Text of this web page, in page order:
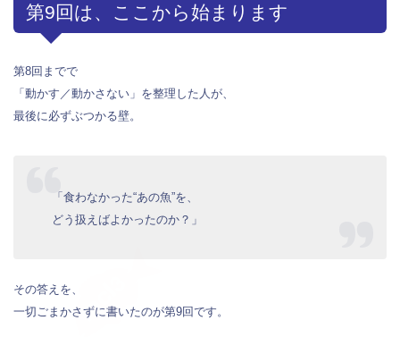
第9回は、ここから始まります
第8回までで
「動かす／動かさない」を整理した人が、
最後に必ずぶつかる壁。
「食わなかった“あの魚”を、
どう扱えばよかったのか？」
その答えを、
一切ごまかさずに書いたのが第9回です。